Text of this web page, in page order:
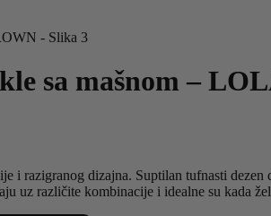
sa mašnom –
i razigranog dizajna. Suptilan tufnasti
uz različite kombinacije i idealne su kada